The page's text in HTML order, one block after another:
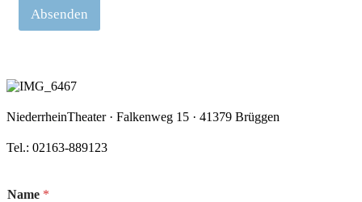
Absenden
NiederrheinTheater · Falkenweg 15 · 41379 Brüggen
Tel.: 02163-889123
Name *